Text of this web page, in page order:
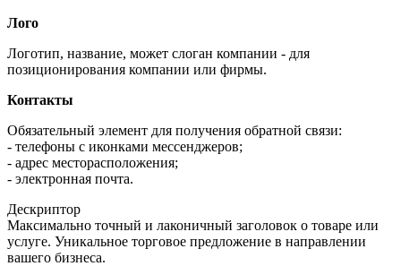
Лого
Логотип, название, может слоган компании - для
позиционирования компании или фирмы.
Контакты
Обязательный элемент для получения обратной связи:
- телефоны с иконками мессенджеров;
- адрес месторасположения;
- электронная почта.
Дескриптор
Максимально точный и лаконичный заголовок о товаре или
услуге. Уникальное торговое предложение в направлении
вашего бизнеса.